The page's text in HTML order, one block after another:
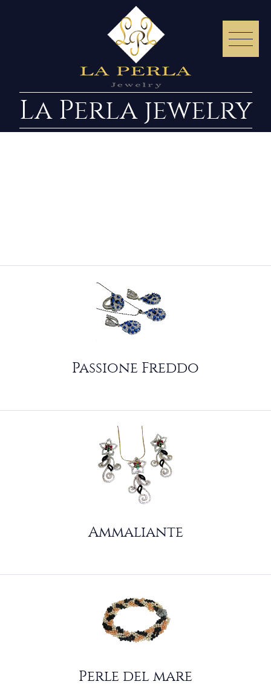
La Perla jewelry
Passione Freddo
Ammaliante
Perle del mare